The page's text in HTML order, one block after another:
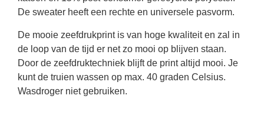
De sweater heeft een rechte en universele pasvorm.
De mooie zeefdrukprint is van hoge kwaliteit en zal in
de loop van de tijd er net zo mooi op blijven staan.
Door de zeefdruktechniek blijft de print altijd mooi. Je
kunt de truien wassen op max. 40 graden Celsius.
Wasdroger niet gebruiken.